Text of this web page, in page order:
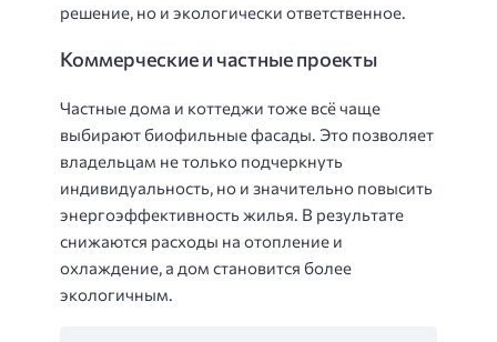
решение, но и экологически ответственное.
Коммерческие и частные проекты
Частные дома и коттеджи тоже всё чаще
выбирают биофильные фасады. Это позволяет
владельцам не только подчеркнуть
индивидуальность, но и значительно повысить
энергоэффективность жилья. В результате
снижаются расходы на отопление и
охлаждение, а дом становится более
экологичным.